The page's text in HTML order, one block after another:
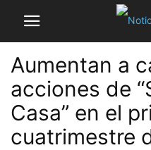
Aumentan a
acciones de
Casa” en el
cuatrimestre